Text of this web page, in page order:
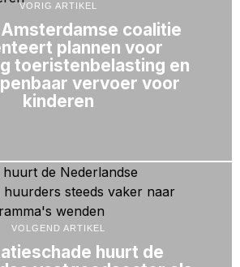
VORIG ARTIKEL
coalitie
plannen voor
toeristenbelasting en
vervoer voor
kinderen
VOLGEND ARTIKEL
huurt de